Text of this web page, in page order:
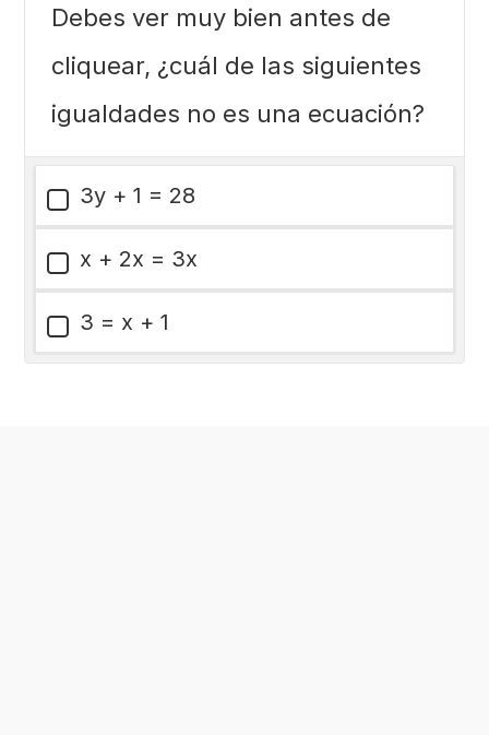
Debes ver muy bien antes de
cliquear, ¿cuál de las siguientes
igualdades no es una ecuación?
3y + 1 = 28
x + 2x = 3x
3 = x + 1